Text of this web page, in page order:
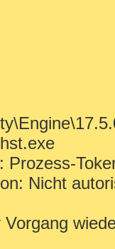
Prozess-
Nicht
Vorgang